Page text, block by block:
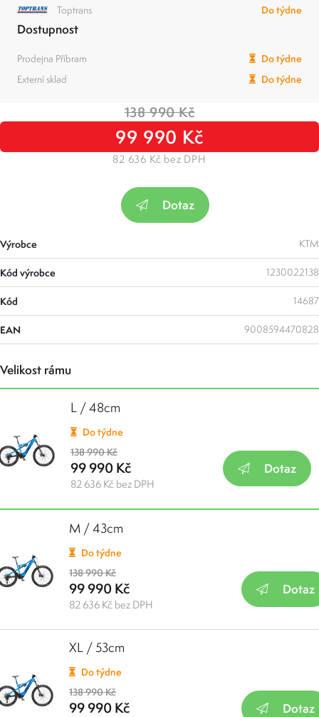
Toptrans Do týdne
Dostupnost
Prodejna Příbram
Do týdne
Externí sklad
Do týdne
138 990 Kč
99 990 Kč
82 636 Kč bez DPH
Dotaz
Výrobce KTM
Kód výrobce 1230022138
Kód 14687
EAN 9008594470828
Velikost rámu
L / 48cm
Do týdne
138 990 Kč
99 990 Kč
82 636 Kč bez DPH
Dotaz
M / 43cm
Do týdne
138 990 Kč
99 990 Kč
82 636 Kč bez DPH
Dotaz
XL / 53cm
Do týdne
138 990 Kč
99 990 Kč Dotaz